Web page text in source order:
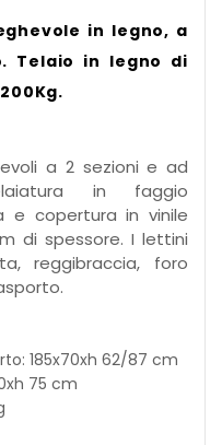
in legno, a
. Telaio in legno di
a 2 sezioni e ad
in faggio
e copertura in vinile
di spessore. I lettini
reggibraccia, foro
185x70xh 62/87 cm
75 cm